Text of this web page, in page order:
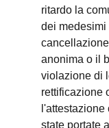
ritardo la
dei medesimi
anonima o il
violazione di
rettificazione
state portate